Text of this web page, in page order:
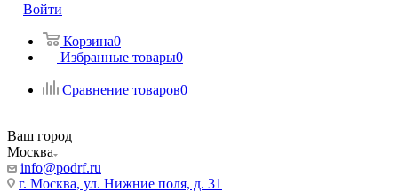
Войти
Корзина0
Избранные товары0
Сравнение товаров0
Ваш город
Москва
info@podrf.ru
г. Москва, ул. Нижние поля, д. 31